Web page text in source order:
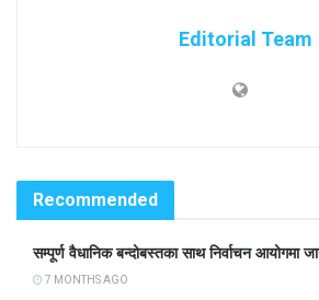
Editorial Team
Recommended
सम्पूर्ण वैधानिक बन्दोबस्तका साथ निर्वाचन आयोगमा
7 MONTHS AGO